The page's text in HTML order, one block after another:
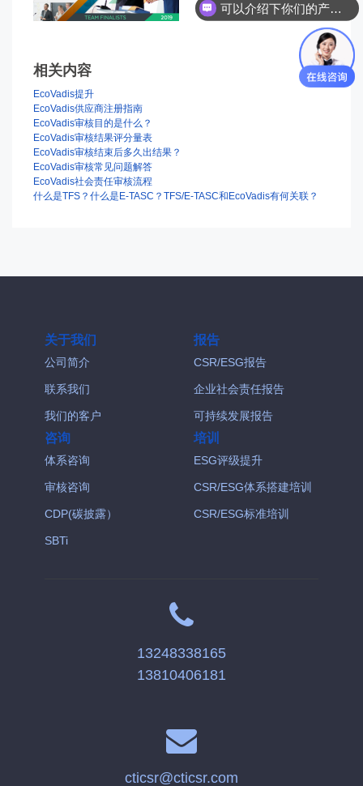
相关内容
EcoVadis提升
EcoVadis供应商注册指南
EcoVadis审核目的是什么？
EcoVadis审核结果评分量表
EcoVadis审核结束后多久出结果？
EcoVadis审核常见问题解答
EcoVadis社会责任审核流程
什么是TFS？什么是E-TASC？TFS/E-TASC和EcoVadis有何关联？
关于我们
公司简介
联系我们
我们的客户
报告
CSR/ESG报告
企业社会责任报告
可持续发展报告
咨询
体系咨询
审核咨询
CDP(碳披露）
SBTi
培训
ESG评级提升
CSR/ESG体系搭建培训
CSR/ESG标准培训
13248338165
13810406181
cticsr@cticsr.com
可以介绍下你们的产品吗